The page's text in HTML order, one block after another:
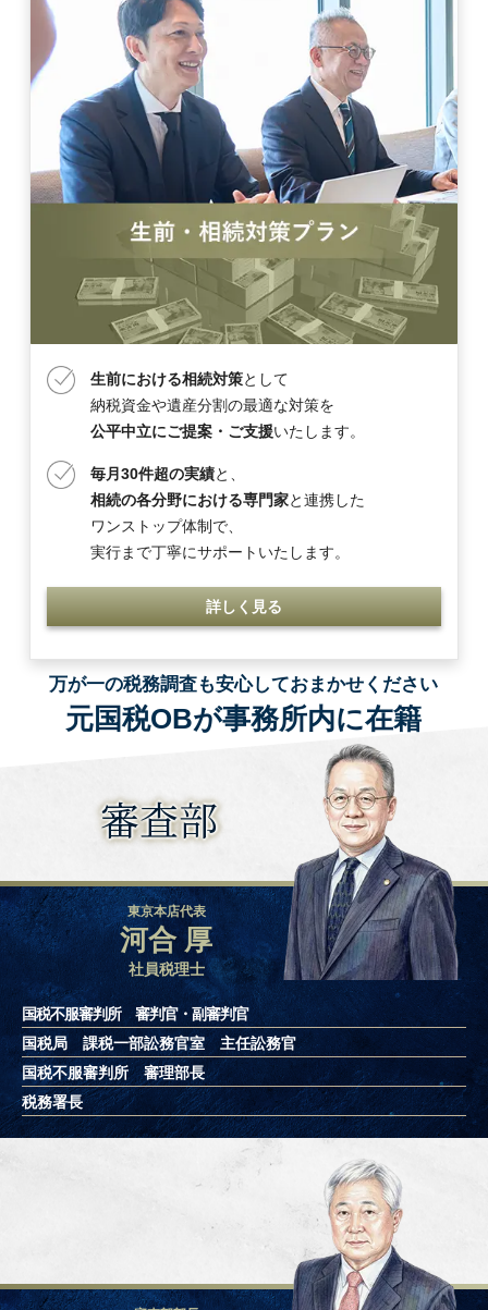
生前における相続対策として
納税資金や遺産分割の最適な対策を
公平中立にご提案・ご支援いたします。
毎月30件超の実績と、
相続の各分野における専門家と連携した
ワンストップ体制で、
実行まで丁寧にサポートいたします。
詳しく見る
万が一の税務調査も安心しておまかせください
元国税OBが事務所内に在籍
審査部
東京本店代表
河合 厚
社員税理士
国税不服審判所 審判官・副審判官
国税局 課税一部訟務官室 主任訟務官
国税不服審判所 審理部長
税務署長